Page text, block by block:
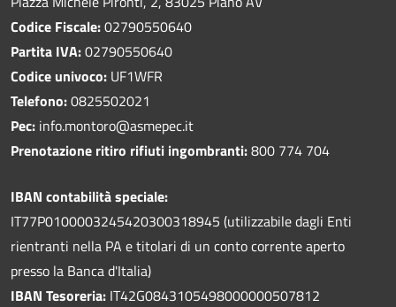
Codice Fiscale:02790550640
Partita IVA:02790550640
Codice univoco: UF1WFR
Telefono:0825502021
Pec: info.montoro@asmepec.it
Prenotazione ritiro rifiuti ingombranti:800 774 704
IBAN contabilità speciale:
IT77P0100003245420300318945 (utilizzabile dagli Enti
rientranti nella PA e titolari di un conto corrente aperto
presso la Banca d'Italia)
IBAN Tesoreria: IT42G0843105498000000507812